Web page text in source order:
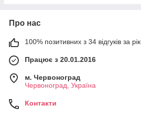
Про нас
100% позитивних з 34 відгуків за рік
Працює з 20.01.2016
м. Червоноград
Червоноград, Україна
Контакти